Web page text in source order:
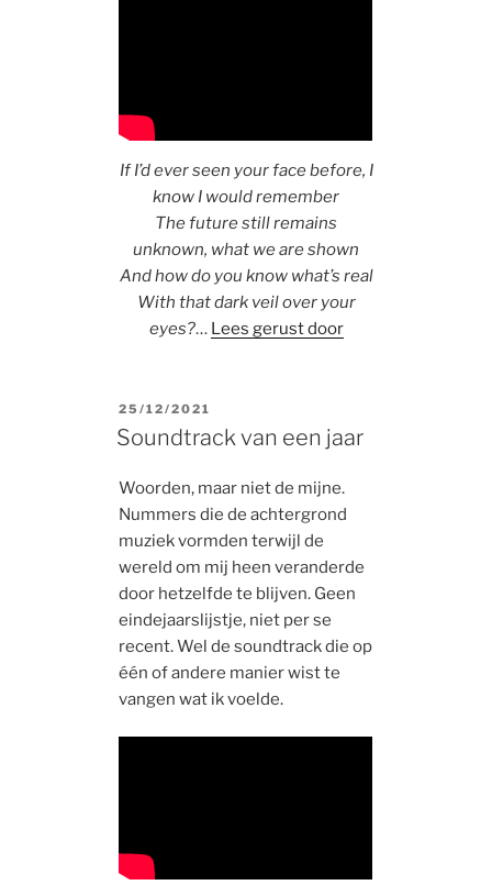
If I’d ever seen your face before, I
know I would remember
The future still remains
unknown, what we are shown
And how do you know what’s real
With that dark veil over your
eyes?… Lees gerust door
POSTED
ON
25/12/2021
Soundtrack van een jaar
Woorden, maar niet de mijne.
Nummers die de achtergrond
muziek vormden terwijl de
wereld om mij heen veranderde
door hetzelfde te blijven. Geen
eindejaarslijstje, niet per se
recent. Wel de soundtrack die op
één of andere manier wist te
vangen wat ik voelde.